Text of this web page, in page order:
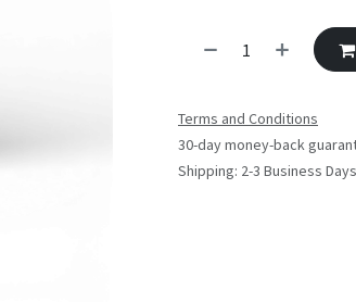
Terms and Conditions
30-day money-back
Shipping: 2-3 Business Days